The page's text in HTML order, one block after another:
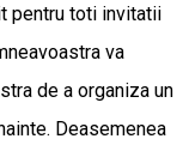
pentru toti invitatii
va
de a organiza un
Deasemenea